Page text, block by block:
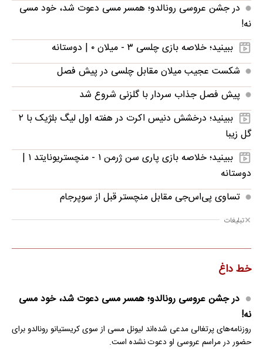
در جشن عروسی رونالدو؛ همسر مسی دعوت شد، خود مسی
نه!
ببینید؛ خلاصه بازی چلسی ۳ - میلان ۰ | دوستانه
شکست عجیب میلان مقابل چلسی در پیش فصل
پیش فصل جذاب سردار با گلزنی شروع شد
ببینید؛ درخشش دنیس اکرت در هفته اول لیگ بلژیک با ۲
گل زیبا
ببینید؛ خلاصه بازی پاری سن ژرمن ۱ - منچستریونایتد ۱ |
دوستانه
تساوی پی‌اس‌جی مقابل منچستر قبل از سوپرجام
تبلیغات
خط داغ
در جشن عروسی رونالدو؛ همسر مسی دعوت شد، خود مسی
نه!
روزنامه‌های پرتغالی مدعی شده‌اند لیونل مسی از سوی کریستیانو رونالدو برای
حضور در مراسم عروسی او دعوت نشده است.